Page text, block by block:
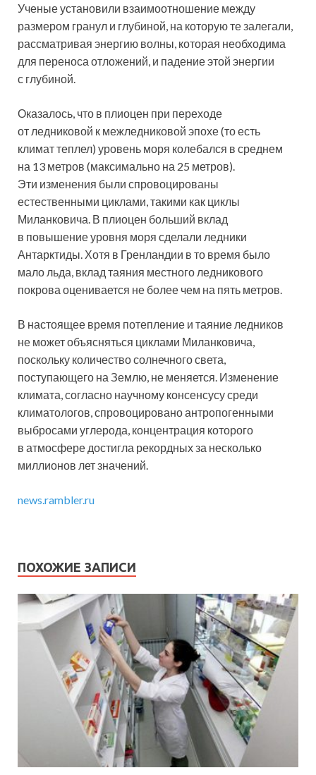
Ученые установили взаимоотношение между
размером гранул и глубиной, на которую те залегали,
рассматривая энергию волны, которая необходима
для переноса отложений, и падение этой энергии
с глубиной.
Оказалось, что в плиоцен при переходе
от ледниковой к межледниковой эпохе (то есть
климат теплел) уровень моря колебался в среднем
на 13 метров (максимально на 25 метров).
Эти изменения были спровоцированы
естественными циклами, такими как циклы
Миланковича. В плиоцен больший вклад
в повышение уровня моря сделали ледники
Антарктиды. Хотя в Гренландии в то время было
мало льда, вклад таяния местного ледникового
покрова оценивается не более чем на пять метров.
В настоящее время потепление и таяние ледников
не может объясняться циклами Миланковича,
поскольку количество солнечного света,
поступающего на Землю, не меняется. Изменение
климата, согласно научному консенсусу среди
климатологов, спровоцировано антропогенными
выбросами углерода, концентрация которого
в атмосфере достигла рекордных за несколько
миллионов лет значений.
news.rambler.ru
ПОХОЖИЕ ЗАПИСИ